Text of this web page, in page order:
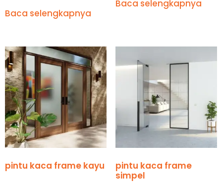
Baca selengkapnya
Baca selengkapnya
pintu kaca frame kayu
pintu kaca frame
simpel